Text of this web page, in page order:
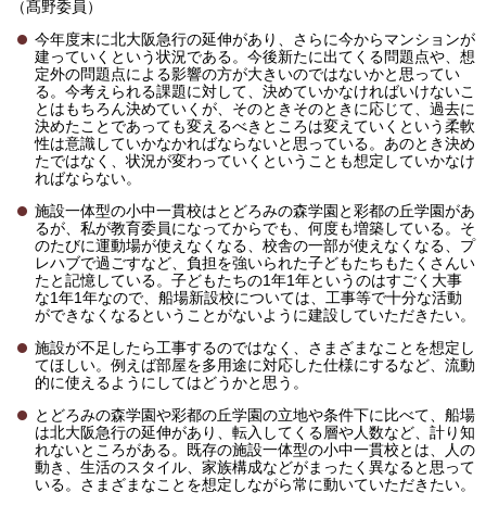
（髙野委員）
今年度末に北大阪急行の延伸があり、さらに今からマンションが
建っていくという状況である。今後新たに出てくる問題点や、想
定外の問題点による影響の方が大きいのではないかと思ってい
る。今考えられる課題に対して、決めていかなければいけないこ
とはもちろん決めていくが、そのときそのときに応じて、過去に
決めたことであっても変えるべきところは変えていくという柔軟
性は意識していかなかればならないと思っている。あのとき決め
たではなく、状況が変わっていくということも想定していかなけ
ればならない。
施設一体型の小中一貫校はとどろみの森学園と彩都の丘学園があ
るが、私が教育委員になってからでも、何度も増築している。そ
のたびに運動場が使えなくなる、校舎の一部が使えなくなる、プ
レハブで過ごすなど、負担を強いられた子どもたちもたくさんい
たと記憶している。子どもたちの1年1年というのはすごく大事
な1年1年なので、船場新設校については、工事等で十分な活動
ができなくなるということがないように建設していただきたい。
施設が不足したら工事するのではなく、さまざまなことを想定し
てほしい。例えば部屋を多用途に対応した仕様にするなど、流動
的に使えるようにしてはどうかと思う。
とどろみの森学園や彩都の丘学園の立地や条件下に比べて、船場
は北大阪急行の延伸があり、転入してくる層や人数など、計り知
れないところがある。既存の施設一体型の小中一貫校とは、人の
動き、生活のスタイル、家族構成などがまったく異なると思って
いる。さまざまなことを想定しながら常に動いていただきたい。